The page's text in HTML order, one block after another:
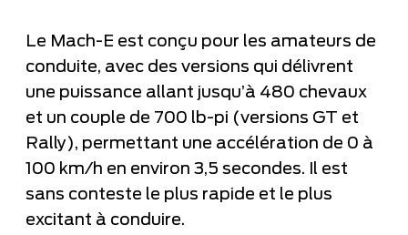
Le Mach-E est conçu pour les amateurs de
conduite, avec des versions qui délivrent
une puissance allant jusqu’à 480 chevaux
et un couple de 700 lb-pi (versions GT et
Rally), permettant une accélération de 0 à
100 km/h en environ 3,5 secondes. Il est
sans conteste le plus rapide et le plus
excitant à conduire.